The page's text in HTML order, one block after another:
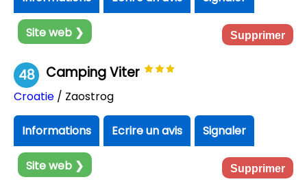
Site web ❯ Supprimer
48 Camping Viter
Croatie / Zaostrog
Informations Ecrire un avis Signaler
Site web ❯ Supprimer